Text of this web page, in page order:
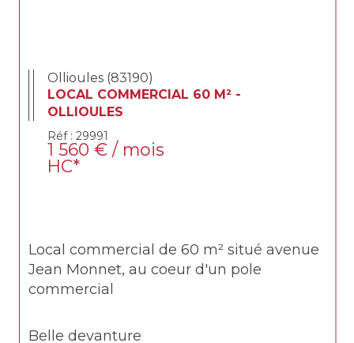
Ollioules (83190)
LOCAL COMMERCIAL 60 M² -
OLLIOULES
Réf : 29991
1 560 € / mois
HC*
Local commercial de 60 m² situé avenue
Jean Monnet, au coeur d'un pole
commercial
Belle devanture